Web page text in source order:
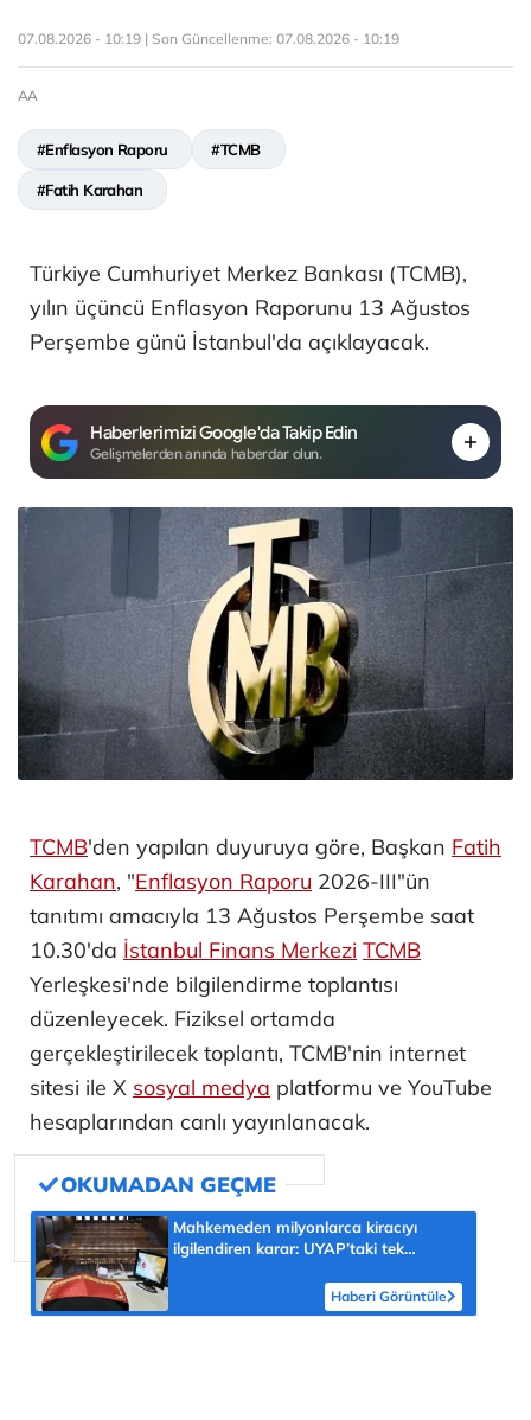
07.08.2026 - 10:19 | Son Güncellenme: 07.08.2026 - 10:19
AA
#Enflasyon Raporu #TCMB
#Fatih Karahan
Türkiye Cumhuriyet Merkez Bankası (TCMB),
yılın üçüncü Enflasyon Raporunu 13 Ağustos
Perşembe günü İstanbul'da açıklayacak.
Haberlerimizi Google'da Takip Edin
Gelişmelerden anında haberdar olun.
TCMB'den yapılan duyuruya göre, Başkan Fatih
Karahan, "Enflasyon Raporu 2026-III"ün
tanıtımı amacıyla 13 Ağustos Perşembe saat
10.30'da İstanbul Finans Merkezi TCMB
Yerleşkesi'nde bilgilendirme toplantısı
düzenleyecek. Fiziksel ortamda
gerçekleştirilecek toplantı, TCMB'nin internet
sitesi ile X sosyal medya platformu ve YouTube
hesaplarından canlı yayınlanacak.
Mahkemeden milyonlarca kiracıyı
ilgilendiren karar: UYAP’taki tek
Haberi Görüntüle